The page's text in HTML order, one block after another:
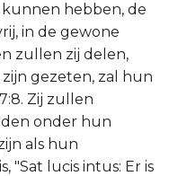
hebben, de
in de gewone
zullen zij delen,
gezeten, zal hun
Zij zullen
onder hun
als hun
"Sat lucis intus: Er is